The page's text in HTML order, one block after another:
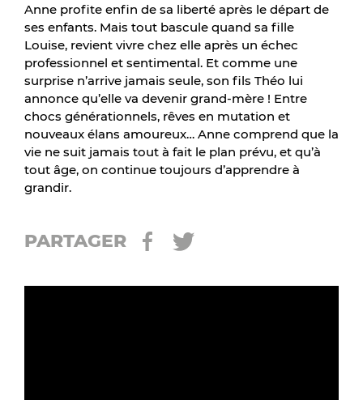
Anne profite enfin de sa liberté après le départ de
ses enfants. Mais tout bascule quand sa fille
Louise, revient vivre chez elle après un échec
professionnel et sentimental. Et comme une
surprise n’arrive jamais seule, son fils Théo lui
annonce qu’elle va devenir grand-mère ! Entre
chocs générationnels, rêves en mutation et
nouveaux élans amoureux… Anne comprend que la
vie ne suit jamais tout à fait le plan prévu, et qu’à
tout âge, on continue toujours d’apprendre à
grandir.
PARTAGER